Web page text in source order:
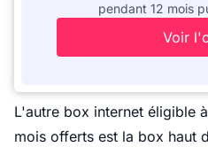
pendant 12 mois
Voir
L'autre box internet éligible
mois offerts est la box haut